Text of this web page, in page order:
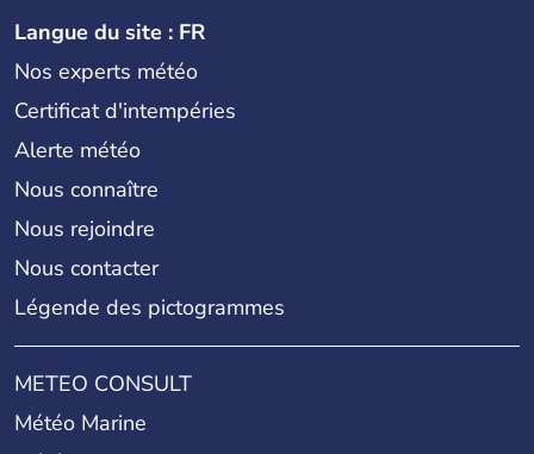
Langue du site : FR
Nos experts météo
Certificat d'intempéries
Alerte météo
Nous connaître
Nous rejoindre
Nous contacter
Légende des pictogrammes
METEO CONSULT
Météo Marine